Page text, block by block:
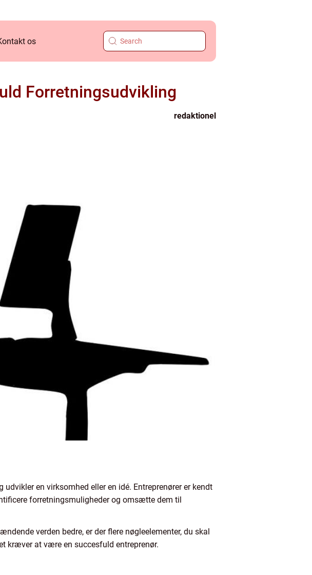
os
Forretningsudvikling
redaktionel
en virksomhed eller en idé. Entreprenører er kendt
forretningsmuligheder og omsætte dem til
verden bedre, er der flere nøgleelementer, du skal
kræver at være en succesfuld entreprenør.